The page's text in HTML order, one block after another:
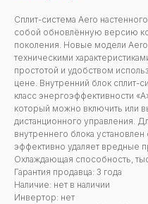
Сплит-система Aero
собой обновлённую версию
поколения. Новые модели
техническими
простотой и удобством
цене. Внутренний блок сплит-
класс энергоэффективности
который можно включить или
дистанционного управления.
внутреннего блока установлен
эффективно удаляет вредные
Охлаждающая способность,
Гарантия продавца: 3 года
Наличие: нет в наличии
Инвертор: нет